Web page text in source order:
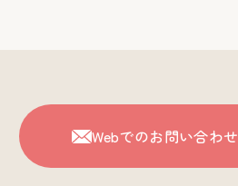
Webでのお問い合わせ